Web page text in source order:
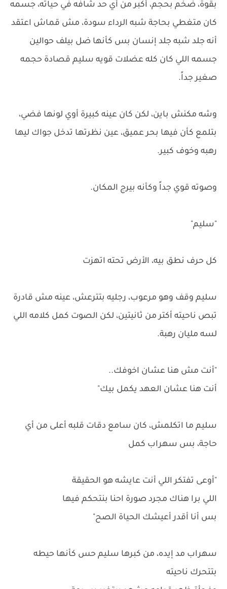
بقوة، ضخم بحجم، أكبر من أي حد شافه في حياته، جسمه
كان متغطي بحاجة شبه الرداء سودة، مش قماش اعتقد
أنه جلد شبه جلد إنسان بس كأنها ضل بيلف حوالين
جسمه اللي كان كله عضلات قويه سليم قصادة حجمه
صغير جداً.
وشه مكنش باين، لكن كان عينه كبيرة أوي لونها فضي،
بتلمع كأن فيها بحر عميق، عين نظرتها تدخل جواك ليها
رهبه وخوف كبير.
وصوته قوي جداً وكأنه بيرج المكان.
"سليم"
كل حرف نطق بيه، الأرض تحته اتهزت
سليم وقف وهو مرعوب، رجليه بتترعش، عينه مش قادرة
تبص ناحيته أكتر من ثانيتين، لكن الصوت كمل كلامه اللي
لسه مليان رهبة.
"أنت مش هنا عشان اخوفك..
أنت هنا عشان العهد يكمل بيك"
سليم ما اتكلمش، كان سامع دقات قلبه أعلى من أي
حاجة، بس سهراب كمل
"أوعى تفتكر اللي أنت عايشه هو الحقيقة
اللي برا هناك مجرد صورة احنا بنتحكم فيها
بس أنا أقدر أعيشك الحياة الصح"
سهراب مد إيده، من كبرها سليم حس كأنها حيطه
بتتحرك ناحيته